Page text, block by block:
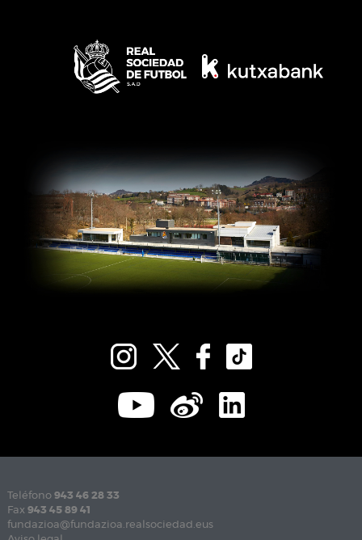
Teléfono 943 46 28 33
Fax 943 45 89 41
fundazioa@fundazioa.realsociedad.eus